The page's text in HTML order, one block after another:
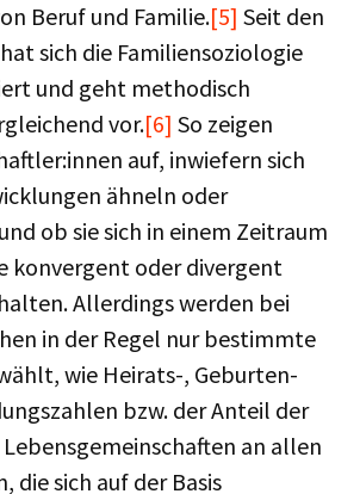
Beruf und Familie.[5] Seit den
sich die Familiensoziologie
und geht methodisch
vor.[6] So zeigen
auf, inwiefern sich
ähneln oder
ob sie sich in einem Zeitraum
konvergent oder divergent
Allerdings werden bei
in der Regel nur bestimmte
wie Heirats-, Geburten-
bzw. der Anteil der
an allen
die sich auf der Basis